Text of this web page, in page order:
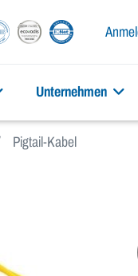
Unternehmen
Pigtail-Kabel